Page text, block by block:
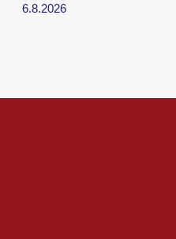
6.8.2026